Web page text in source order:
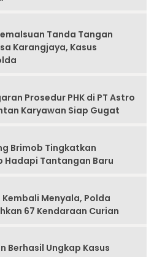
Tanda Tangan
Karangjaya, Kasus
Prosedur PHK di PT Astro
Karyawan Siap Gugat
Brimob Tingkatkan
Hadapi Tantangan Baru
Menyala, Polda
67 Kendaraan Curian
Berhasil Ungkap Kasus